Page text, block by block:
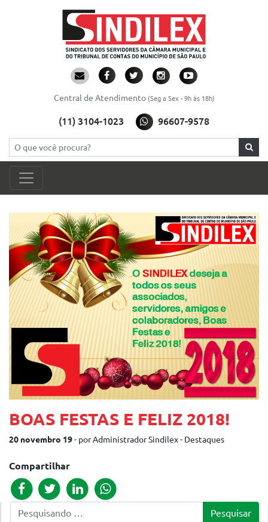
Pesquisar
Central de Atendimento (Seg a Sex - 9h às 18h)
(11) 3104-1023 96607-9578
BOAS FESTAS E FELIZ 2018!
20 novembro 19- por Administrador Sindilex - Destaques
Compartilhar
Pesquisar